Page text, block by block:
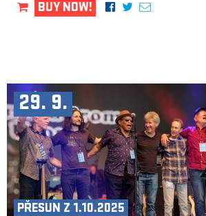
BUY NOW!
29. 9.
PŘESUN Z 1.10.2025